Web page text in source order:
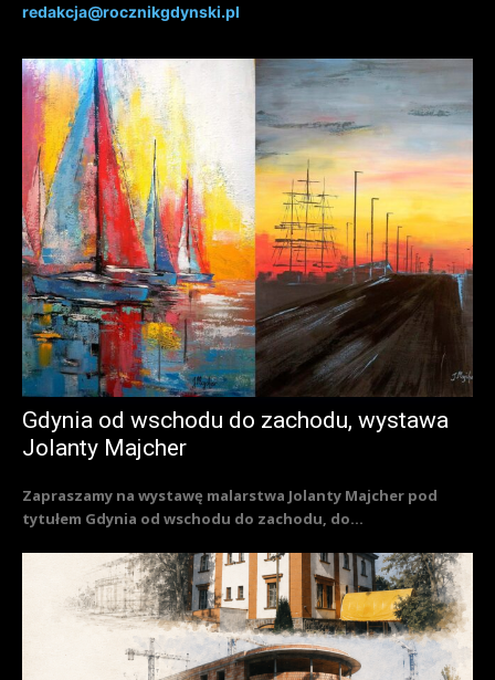
redakcja@rocznikgdynski.pl
Gdynia od wschodu do zachodu, wystawa
Jolanty Majcher
Zapraszamy na wystawę malarstwa Jolanty Majcher pod
tytułem Gdynia od wschodu do zachodu, do...